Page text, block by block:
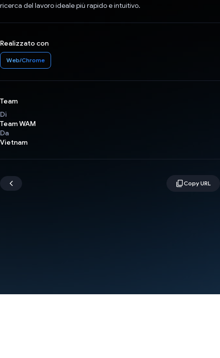
ricerca del lavoro ideale più rapido e intuitivo.
Realizzato con
Web/Chrome
Team
Di
Team WAM
Da
Vietnam